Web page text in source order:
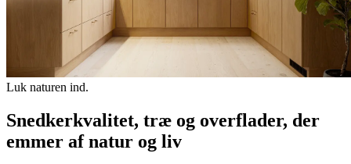
Luk naturen ind.
Snedkerkvalitet, træ og overflader, der
emmer af natur og liv